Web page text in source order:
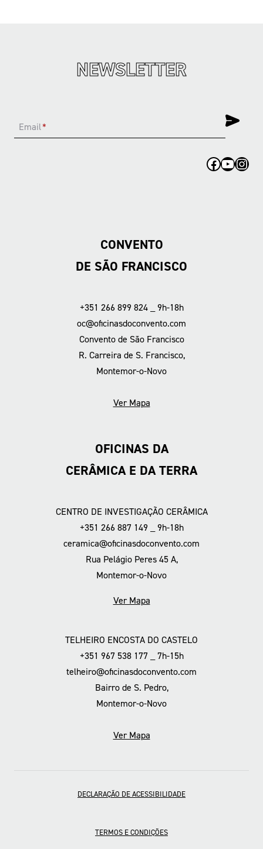
NEWSLETTER
Email*
Facebook
CONVENTO
DE SÃO FRANCISCO
+351 266 899 824 _ 9h-18h
oc@oficinasdoconvento.com
Convento de São Francisco
R. Carreira de S. Francisco,
Montemor-o-Novo
Ver Mapa
OFICINAS DA
CERÂMICA E DA TERRA
CENTRO DE INVESTIGAÇÃO CERÂMICA
+351 266 887 149 _ 9h-18h
ceramica@oficinasdoconvento.com
Rua Pelágio Peres 45 A,
Montemor-o-Novo
Ver Mapa
TELHEIRO ENCOSTA DO CASTELO
+351 967 538 177 _ 7h-15h
telheiro@oficinasdoconvento.com
Bairro de S. Pedro,
Montemor-o-Novo
Ver Mapa
DECLARAÇÃO DE ACESSIBILIDADE
TERMOS E CONDIÇÕES